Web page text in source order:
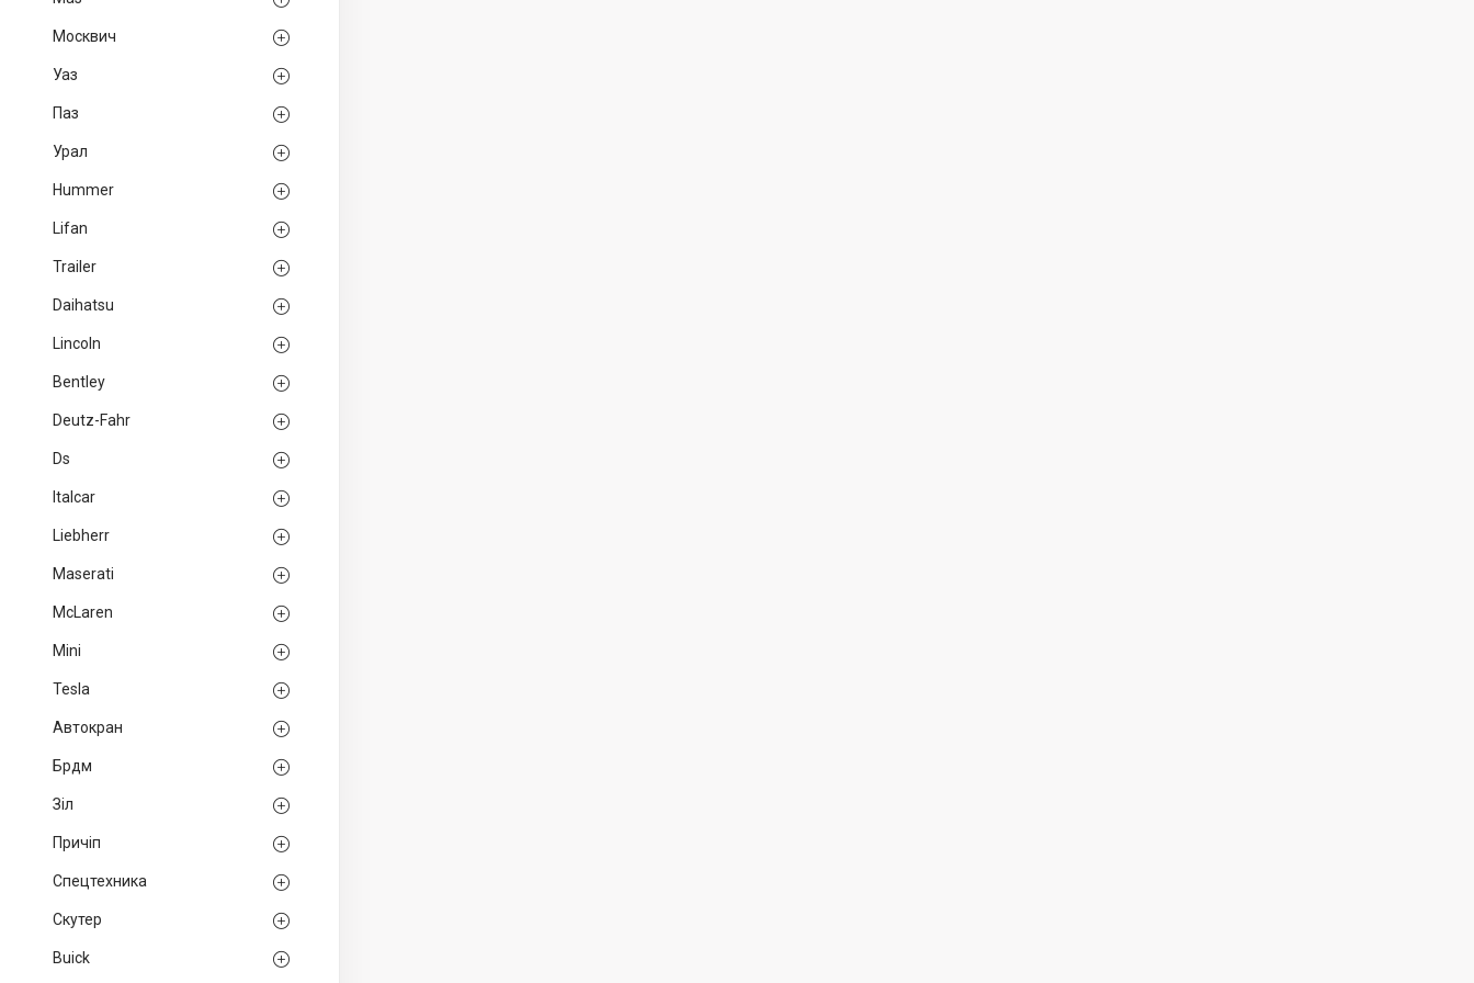
Москвич
Уаз
Паз
Урал
Hummer
Lifan
Trailer
Daihatsu
Lincoln
Bentley
Deutz-Fahr
Ds
Italcar
Liebherr
Maserati
McLaren
Mini
Tesla
Автокран
Брдм
Зіл
Причіп
Спецтехника
Скутер
Buick